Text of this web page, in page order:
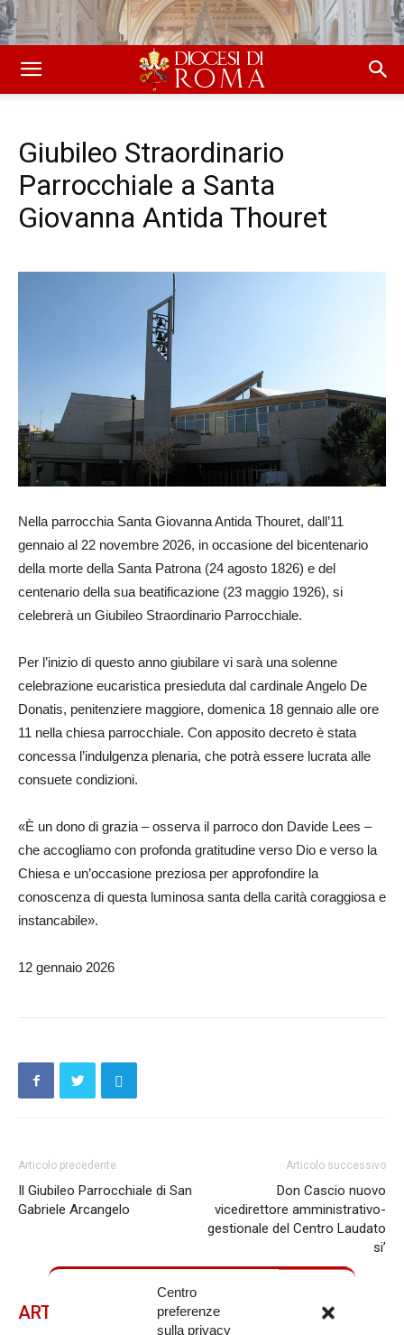
Centro
preferenze
sulla privacy
Giubileo Straordinario
Parrocchiale a Santa
Giovanna Antida Thouret
Nella parrocchia Santa Giovanna Antida Thouret, dall’11
gennaio al 22 novembre 2026, in occasione del bicentenario
della morte della Santa Patrona (24 agosto 1826) e del
centenario della sua beatificazione (23 maggio 1926), si
celebrerà un Giubileo Straordinario Parrocchiale.
Per l’inizio di questo anno giubilare vi sarà una solenne
celebrazione eucaristica presieduta dal cardinale Angelo De
Donatis, penitenziere maggiore, domenica 18 gennaio alle ore
11 nella chiesa parrocchiale. Con apposito decreto è stata
concessa l’indulgenza plenaria, che potrà essere lucrata alle
consuete condizioni.
«È un dono di grazia – osserva il parroco don Davide Lees –
che accogliamo con profonda gratitudine verso Dio e verso la
Chiesa e un’occasione preziosa per approfondire la
conoscenza di questa luminosa santa della carità coraggiosa e
instancabile».
12 gennaio 2026
Articolo precedente
Il Giubileo Parrocchiale di San
Gabriele Arcangelo
Articolo successivo
Don Cascio nuovo
vicedirettore amministrativo-
gestionale del Centro Laudato
si’
ARTICOLI CORRELATI